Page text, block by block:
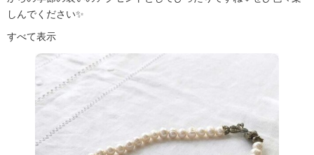
しんでください✨
すべて表示